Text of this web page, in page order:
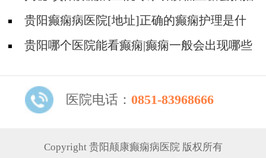
吗?贵阳癫痫病医院[地址]正确的癫痫护理是什
么?贵阳哪个医院能看癫痫|癫痫一般会出现哪些
医院电话： 0851-83968666
Copyright 贵阳颠康癫痫病医院 版权所有